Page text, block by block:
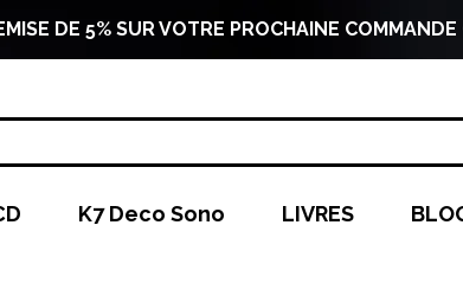
DE 5% SUR VOTRE PROCHAINE COMMANDE
K7 Deco Sono LIVRES